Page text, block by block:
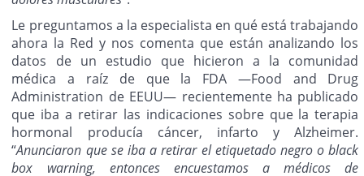
Le preguntamos a la especialista en qué está trabajando
ahora la Red y nos comenta que están analizando los
datos de un estudio que hicieron a la comunidad
médica a raíz de que la FDA —Food and Drug
Administration de EEUU— recientemente ha publicado
que iba a retirar las indicaciones sobre que la terapia
hormonal producía cáncer, infarto y Alzheimer.
“Anunciaron que se iba a retirar el etiquetado negro o black
box warning, entonces encuestamos a médicos de